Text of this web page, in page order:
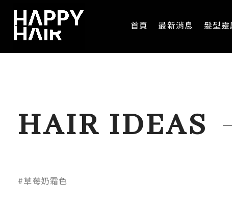
首頁 最新消息 髮型靈
HAIR IDEAS
#草莓奶霜色